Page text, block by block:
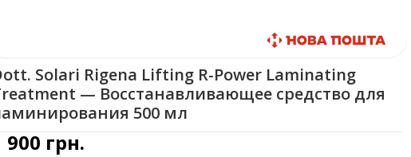
Solari Rigena Lifting R-Power Laminating
— Восстанавливающее средство для
500 мл
900 грн.